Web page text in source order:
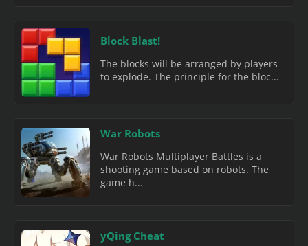
Block Blast!
The blocks will be arranged by players
to explode. The principle for the bloc...
War Robots
War Robots Multiplayer Battles is a
shooting game based on robots. The
game h...
yQing Cheat